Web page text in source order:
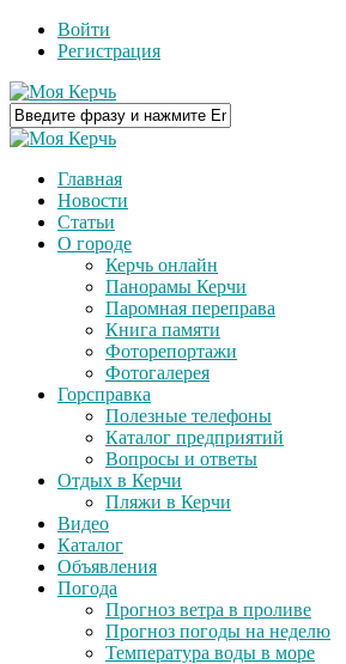
Войти
Регистрация
Главная
Новости
Статьи
О городе
Керчь онлайн
Панорамы Керчи
Паромная переправа
Книга памяти
Фоторепортажи
Фотогалерея
Горсправка
Полезные телефоны
Каталог предприятий
Вопросы и ответы
Отдых в Керчи
Пляжи в Керчи
Видео
Каталог
Объявления
Погода
Прогноз ветра в проливе
Прогноз погоды на неделю
Температура воды в море